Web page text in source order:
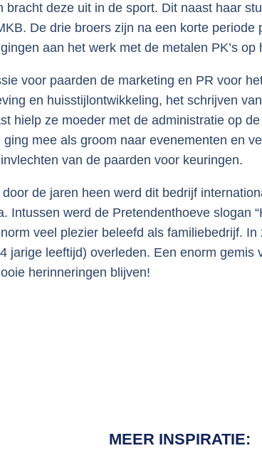
deze uit in de sport. Dit naast haar
De drie broers zijn na een korte periode
aan het werk met de metalen PK’s op
voor paarden de marketing en PR voor
en huisstijlontwikkeling, het schrijven
hielp ze moeder met de administratie op
mee als groom naar evenementen en
van de paarden voor keuringen.
de jaren heen werd dit bedrijf
Intussen werd de Pretendenthoeve slogan
veel plezier beleefd als familiebedrijf. In
leeftijd) overleden. Een enorm gemis
herinneringen blijven!
MEER INSPIRATIE: